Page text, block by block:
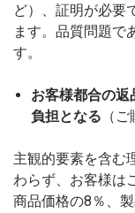
ど）、証明が必要
ます。品質問題で
す。
お客様都合の返
負担となる （
主観的要素を含む
わらず、お客様は
商品価格の8％、